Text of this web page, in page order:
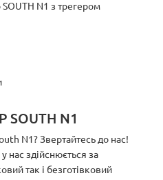
N1 з трегером
N1
N1? Звертайтесь до нас!
нас здійснюється за
так і безготівковий